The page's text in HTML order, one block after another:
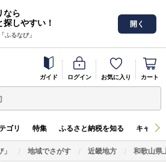
なら
しやすい！
ふるなび」
開く
ガイド ログイン お気に入り カート
ゴリ 特集 ふるさと納税を知る キャン
地域でさがす 近畿地方 和歌山県